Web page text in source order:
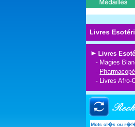
Livres
Livres
- Magies
-
- Livres Afro-